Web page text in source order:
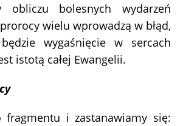
obliczu bolesnych wydarzeń
wielu wprowadzą w błąd,
wygaśnięcie w sercach
istotą całej Ewangelii.
fragmentu i zastanawiamy się: